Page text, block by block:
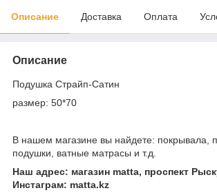
Описание Доставка Оплата
Описание
Подушка Страйп-Сатин
размер: 50*70
В нашем магазине вы найдете: покрывала,
подушки, ватные матрасы и т.д.
Наш адрес: магазин matta, проспект
Инстаграм: matta.kz